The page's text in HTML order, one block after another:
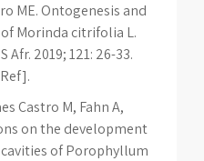
ME. Ontogenesis and
Morinda citrifolia L.
Afr. 2019; 121: 26-33.
Castro M, Fahn A,
on the development
of Porophyllum